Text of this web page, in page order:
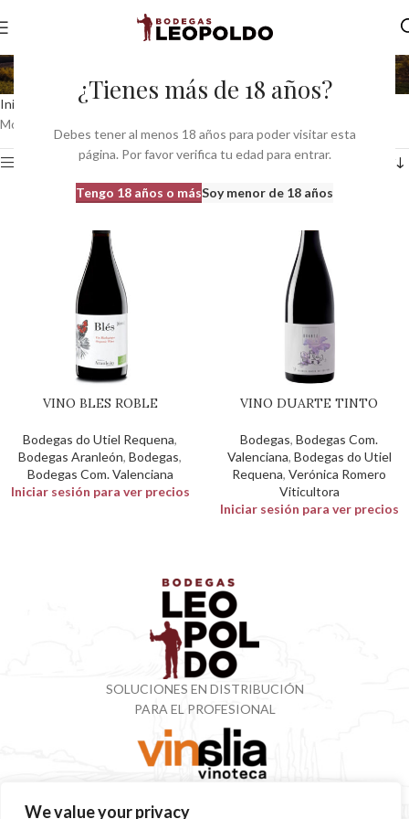
¿Tienes más de 18 años?
Debes tener al menos 18 años para poder visitar esta
página. Por favor verifica tu edad para entrar.
Tengo 18 años o másSoy menor de 18 años
We value your privacy
Bobal y Tempranillo
Inicio Variedades del producto Bobal y Tempranillo
Mostrando los 2 resultados
Ver barra lateral
VINO BLES ROBLE
Bodegas do Utiel Requena,
Bodegas Aranleón, Bodegas,
Bodegas Com. Valenciana
Iniciar sesión para ver precios
VINO DUARTE TINTO
Bodegas, Bodegas Com.
Valenciana, Bodegas do Utiel
Requena, Verónica Romero
Viticultora
Iniciar sesión para ver precios
SOLUCIONES EN DISTRIBUCIÓN
PARA EL PROFESIONAL